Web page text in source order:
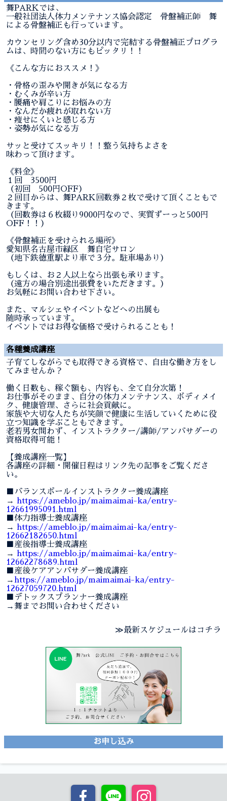
舞PARKでは、
一般社団法人体力メンテナンス協会認定 骨盤補正師 舞
による骨盤補正も行っています。
カウンセリング含め30分以内で完結する骨盤補正プログラ
ムは、時間のない方にもピッタリ！！
《こんな方におススメ！》
・骨格の歪みや開きが気になる方
・むくみが辛い方
・腰痛や肩こりにお悩みの方
・なんだか疲れが取れない方
・痩せにくいと感じる方
・姿勢が気になる方
サッと受けてスッキリ！！整う気持ちよさを
味わって頂けます。
《料金》
１回 3500円
（初回 500円OFF）
２回目からは、舞PARK回数券２枚で受けて頂くこともで
きます。
（回数券は６枚綴り9000円なので、実質ずーっと500円
OFF！！）
《骨盤補正を受けられる場所》
愛知県名古屋市緑区 舞自宅サロン
（地下鉄徳重駅より車で３分。駐車場あり）
もしくは、お２人以上なら出張も承ります。
（遠方の場合別途出張費をいただきます。）
お気軽にお問い合わせ下さい。
また、マルシェやイベントなどへの出展も
随時承っています。
イベントではお得な価格で受けられることも！
各種養成講座
子育てしながらでも取得できる資格で、自由な働き方をし
てみませんか？
働く日数も、稼ぐ額も、内容も、全て自分次第！
お仕事がそのまま、自分の体力メンテナンス、ボディメイ
ク、健康管理、さらに社会貢献に。
家族や大切な人たちが笑顔で健康に生活していくために役
立つ知識を学ぶこともできます。
老若男女問わず、インストラクター/講師/アンバサダーの
資格取得可能！
【養成講座一覧】
各講座の詳細・開催日程はリンク先の記事をご覧くださ
い。
■バランスボールインストラクター養成講座
→
https://ameblo.jp/maimaimai-ka/entry-
12661995091.html
■体力指導士養成講座
→
https://ameblo.jp/maimaimai-ka/entry-
12662182650.html
■産後指導士養成講座
→
https://ameblo.jp/maimaimai-ka/entry-
12662278689.html
■産後ケアアンバサダー養成講座
→ https://ameblo.jp/maimaimai-ka/entry-
12627059720.html
■デトックスプランナー養成講座
→舞までお問い合わせください
≫最新スケジュールはコチラ
お申し込み